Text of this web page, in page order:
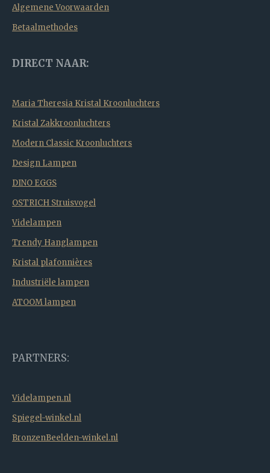
Algemene Voorwaarden
Betaalmethodes
DIRECT NAAR:
Maria Theresia Kristal Kroonluchters
Kristal Zakkroonluchters
Modern Classic Kroonluchters
Design Lampen
DINO EGGS
OSTRICH Struisvogel
Videlampen
Trendy Hanglampen
Kristal plafonnières
Industriële lampen
ATOOM lampen
PARTNERS:
Videlampen.nl
Spiegel-winkel.nl
BronzenBeelden-winkel.nl